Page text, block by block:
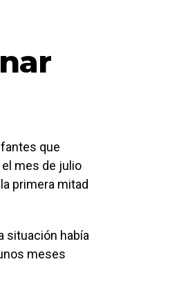
que
mes de julio
primera mitad
situación había
meses